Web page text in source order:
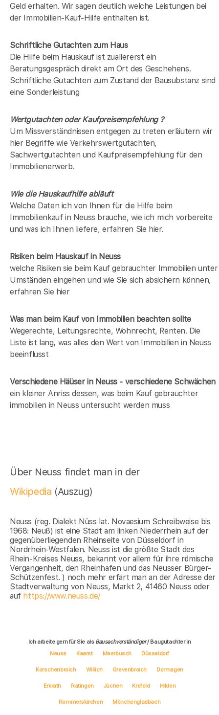
Geld erhalten. Wir sagen deutlich welche Leistungen bei
der Immobilien-Kauf-Hilfe enthalten ist.
Schriftliche Gutachten zum Haus
Die Hilfe beim Hauskauf ist zuallererst ein
Beratungsgespräch direkt am Ort des Geschehens.
Schriftliche Gutachten zum Zustand der Bausubstanz sind
eine Sonderleistung
Wertgutachten oder Kaufpreisempfehlung ?
Um Missverständnissen entgegen zu treten erläutern wir
hier Begriffe wie Verkehrswertgutachten,
Sachwertgutachten und Kaufpreisempfehlung für den
Immobilienerwerb.
Wie die Hauskaufhilfe abläuft
Welche Daten ich von Ihnen für die Hilfe beim
Immobilienkauf in Neuss brauche, wie ich mich vorbereite
und was ich Ihnen liefere, erfahren Sie hier.
Risiken beim Hauskaufin Neuss
welche Risiken sie beim Kauf gebrauchter Immobilien unter
Umständen eingehen und wie Sie sich absichern können,
erfahren Sie hier
Was man beim Kauf von Immobilien beachten sollte
Wegerechte, Leitungsrechte, Wohnrecht, Renten. Die
Liste ist lang, was alles den Wert von Immobilien in Neuss
beeinflusst
Verschiedene Häüser in Neuss - verschiedene Schwächen
ein kleiner Anriss dessen, was beim Kauf gebrauchter
immobilien in Neuss untersucht werden muss
Über Neuss findet man in der
Wikipedia (Auszug)
Neuss (reg. Dialekt Nüss lat. Novaesium Schreibweise bis
1968: Neuß) ist eine Stadt am linken Niederrhein auf der
gegenüberliegenden Rheinseite von Düsseldorf in
Nordrhein-Westfalen. Neuss ist die größte Stadt des
Rhein-Kreises Neuss, bekannt vor allem für ihre römische
Vergangenheit, den Rheinhafen und das Neusser Bürger-
Schützenfest. ) noch mehr erfärt man an der Adresse der
Stadtverwaltung von Neuss, Markt 2, 41460 Neuss oder
auf https://www.neuss.de/
Ich arbeite gern für Sie als Bausachverständiger/ Baugutachter in
Neuss
Kaarst Meerbusch Düsseldorf
Korschenbroich Willich Grevenbroich Dormagen
Erkrath Ratingen Jüchen Krefeld Hilden
Rommerskirchen Mönchengladbach